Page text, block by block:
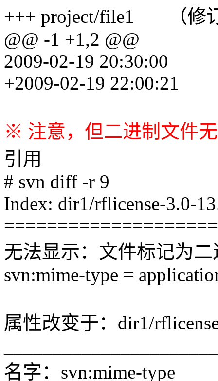
+++ project/file1 （修
@@ -1 +1,2 @@
2009-02-19 20:30:00
+2009-02-19 22:00:21
※ 注意，但二进制文件
引用
# svn diff -r 9
Index: dir1/rflicense-3.0-
无法显示：文件标记为
svn:mime-type =
属性改变于：dir1/
名字：svn:mime-type